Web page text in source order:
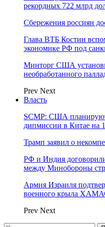
рекордных 722 млрд
Сбережения россиян
Глава ВТБ Костин
экономике РФ под
Минторг США
необработанного
Prev Next
Власть
SCMP: США планируют
дипмиссии в Китае на
Трамп заявил о
РФ и Индия
между Минобороны
Армия Израиля
военного крыла
Prev Next